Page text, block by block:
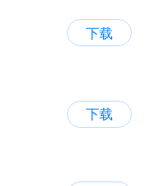
下载
下载